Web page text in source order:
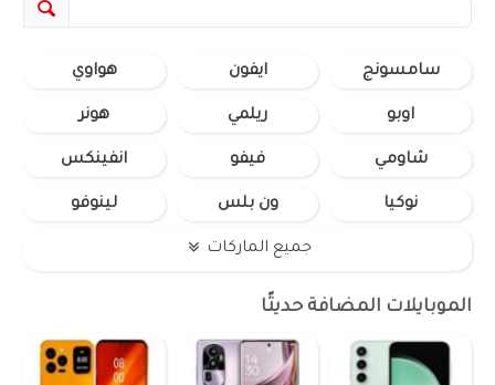
سامسونج ايفون هواوي
اوبو ريلمي هونر
شاومي فيفو انفينكس
نوكيا ون بلس لينوفو
جميع الماركات
الموبايلات المضافة حديثًا